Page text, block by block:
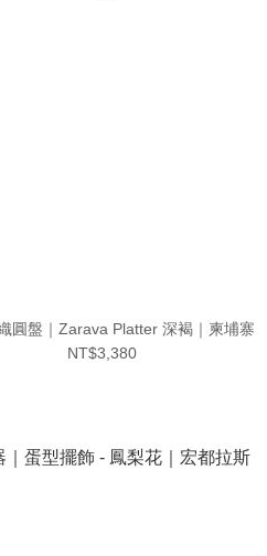
圓盤｜Zarava Platter 深褐｜柬埔寨
NT$3,380